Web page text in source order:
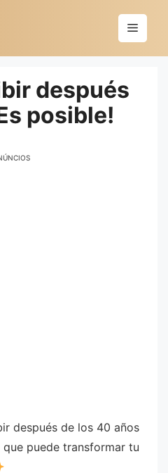
Menú
después
posible!
después de los 40 años
puede transformar tu